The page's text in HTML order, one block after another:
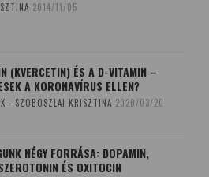
2014/11/05
(KVERCETIN) ÉS A D-VITAMIN –
A KORONAVÍRUS ELLEN?
- SZOBOSZLAI KRISZTINA 2020/03/20
NÉGY FORRÁSA: DOPAMIN,
ÉS OXITOCIN